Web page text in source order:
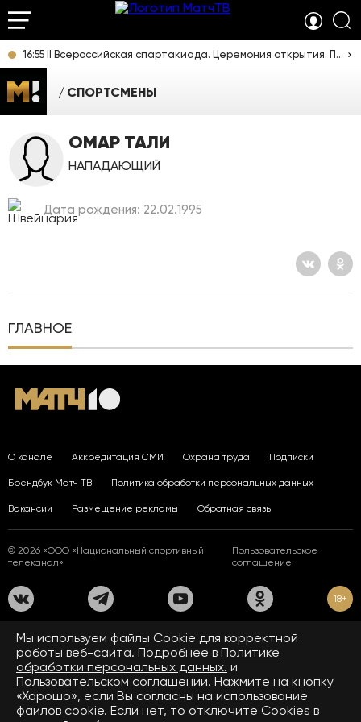
16:55 II Всероссийская спартакиада. Церемония открытия. Прямая трансляция из Екатеринбурга
СПОРТСМЕНЫ
ОМАР ТАЛИ
НАПАДАЮЩИЙ
Дата рождения: 22.02.1995
ГЛАВНОЕ
О канале Аккредитация СМИ Охрана труда Подписки
Брендбук Матч ТВ Политика обработки персональных данных
Вакансии Размещение рекламы Обратная связь
© 2026 «ООО «Национальный спортивный
телеканал»
Пользовательское
соглашение
18+
На сайте применяются рекомендательные технологии. Подробнее
Правилах применения рекомендательных технологий.
Средство массовой информации сетевое издание «www.matchtv.ru»
зарегистрировано Федеральной службой по надзору в сфере связи,
информационных технологий и массовых коммуникаций (Роскомнадзор).
Свидетельство о регистрации средства массовой информации ЭЛ № ФС 77 - 72390
от 28.02.2018. Название — www.matchtv.ru.
Учредитель (соучредители) СМИ сетевого издания «www.matchtv.ru»: ООО
Мы используем файлы Сookie для корректной
работы веб-сайта. Подробнее в Политике
обработки персональных данных. и
Пользовательском соглашении. Нажмите на кнопку
«Хорошо», если Вы согласны на использование
файлов cookie. Если нет, то отключите Cookies в